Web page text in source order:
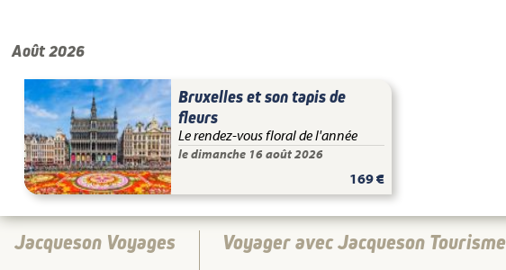
Août 2026
Bruxelles et son tapis de
fleurs
Le rendez-vous floral de l'année
le dimanche 16 août 2026
169 €
Jacqueson Voyages Voyager avec Jacqueson Tourisme